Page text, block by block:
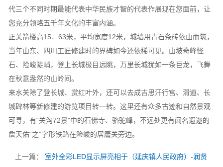
代三个不同时期最能代表中华民族才智的代表作展现在您面前，让
您充分领略五千年文化的丰富内涵。
正关箭楼高15．63米，平均宽度12米，城墙用青石条砖依山而筑，
当年山东、四川工匠修建时的界碑如今还依稀可见。山坡奇峰怪
石、险峻陡峭，登上长城极目远眺，万里长城犹如一条巨龙，飞舞
在秋意盎然的山岭间。
来水关除了登长城、赏红叶外，还可以去成吉思汗行宫、滑道、长
城碑林等新修建的游览项目转一转。这里还有众多古迹和自然景观
可寻，有“关沟72景”中的石佛寺、骆驼峰，不远处更有闻名遐迩的
詹天佑“之”字形铁路在险峻的居庸关旁边。
上一篇： 室外全彩LED显示屏亮相于（延庆镇人民政府）-润贤